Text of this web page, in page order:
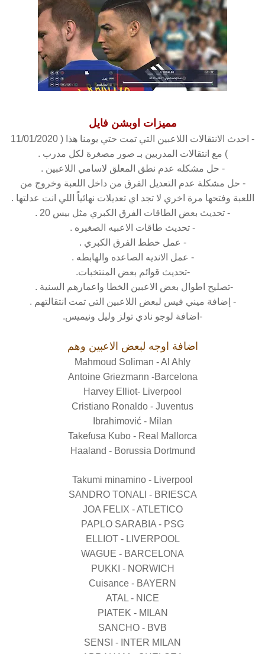
مميزات اوبشن فايل
- احدث الانتقالات اللاعبين التي تمت حتي يومنا هذا ( 11/01/2020
) مع انتقالات المدربين بـ صور مصغرة لكل مدرب .
- حل مشكله عدم نطق المعلق لاسامي اللاعبين .
- حل مشكلة عدم التعديل الفرق من داخل اللعبة وخروج من
اللعبة وفتحها مرة اخري لا تجد اي تعديلات نهائياً اللي انت عدلتها .
- تحديث بعض الطاقات الفرق الكبري مثل بيس 20 .
- تحديث طاقات الاعبيه الصغيره .
- عمل خطط الفرق الكبري .
- عمل الانديه الصاعده والهابطه .
-تحديث قوائم بعض المنتخبات.
-تصليح اطوال بعض الاعبين الخطا واعمارهم السنية .
- إضافة ميني فيس لبعض اللاعبين التي تمت انتقالتهم .
-اضافة لوجو نادي تولز وليل ونيميس.
اضافة اوجه لبعض الاعبين وهم
Mahmoud Soliman - Al Ahly
Antoine Griezmann -Barcelona
Harvey Elliot- Liverpool
Cristiano Ronaldo - Juventus
Ibrahimović - Milan
Takefusa Kubo - Real Mallorca
Haaland - Borussia Dortmund
Takumi minamino - Liverpool
SANDRO TONALI - BRIESCA
JOA FELIX - ATLETICO
PAPLO SARABIA - PSG
ELLIOT - LIVERPOOL
WAGUE - BARCELONA
PUKKI - NORWICH
Cuisance - BAYERN
ATAL - NICE
PIATEK - MILAN
SANCHO - BVB
SENSI - INTER MILAN